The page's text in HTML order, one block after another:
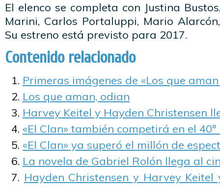
El elenco se completa con Justina
Marini, Carlos Portaluppi, Mario
Su estreno está previsto para 2017.
Contenido relacionado
Primeras imágenes de «Los que
Los que aman, odian
Harvey Keitel y Hayden Christensen
«El Clan» también competirá en el
«El Clan» ya superó el millón de
La novela de Gabriel Rolón llega al
Hayden Christensen y Harvey